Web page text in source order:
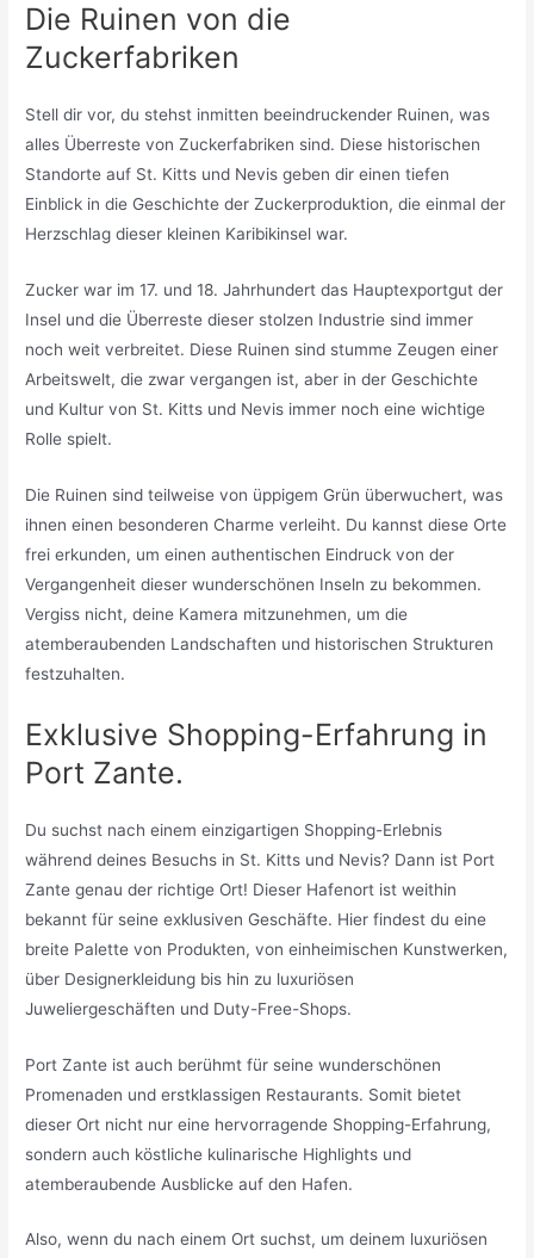
Die Ruinen von die
Zuckerfabriken
Stell dir vor, du stehst inmitten beeindruckender Ruinen, was
alles Überreste von Zuckerfabriken sind. Diese historischen
Standorte auf St. Kitts und Nevis geben dir einen tiefen
Einblick in die Geschichte der Zuckerproduktion, die einmal der
Herzschlag dieser kleinen Karibikinsel war.
Zucker war im 17. und 18. Jahrhundert das Hauptexportgut der
Insel und die Überreste dieser stolzen Industrie sind immer
noch weit verbreitet. Diese Ruinen sind stumme Zeugen einer
Arbeitswelt, die zwar vergangen ist, aber in der Geschichte
und Kultur von St. Kitts und Nevis immer noch eine wichtige
Rolle spielt.
Die Ruinen sind teilweise von üppigem Grün überwuchert, was
ihnen einen besonderen Charme verleiht. Du kannst diese Orte
frei erkunden, um einen authentischen Eindruck von der
Vergangenheit dieser wunderschönen Inseln zu bekommen.
Vergiss nicht, deine Kamera mitzunehmen, um die
atemberaubenden Landschaften und historischen Strukturen
festzuhalten.
Exklusive Shopping-Erfahrung in
Port Zante.
Du suchst nach einem einzigartigen Shopping-Erlebnis
während deines Besuchs in St. Kitts und Nevis? Dann ist Port
Zante genau der richtige Ort! Dieser Hafenort ist weithin
bekannt für seine exklusiven Geschäfte. Hier findest du eine
breite Palette von Produkten, von einheimischen Kunstwerken,
über Designerkleidung bis hin zu luxuriösen
Juweliergeschäften und Duty-Free-Shops.
Port Zante ist auch berühmt für seine wunderschönen
Promenaden und erstklassigen Restaurants. Somit bietet
dieser Ort nicht nur eine hervorragende Shopping-Erfahrung,
sondern auch köstliche kulinarische Highlights und
atemberaubende Ausblicke auf den Hafen.
Also, wenn du nach einem Ort suchst, um deinem luxuriösen